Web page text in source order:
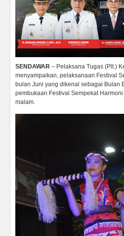
SENDAWAR – Pelaksana Tugas (Plt.)
menyampaikan, pelaksanaan Festival
bulan Juni yang dikenal sebagai Bulan
pembukaan Festival Sempekat
malam.